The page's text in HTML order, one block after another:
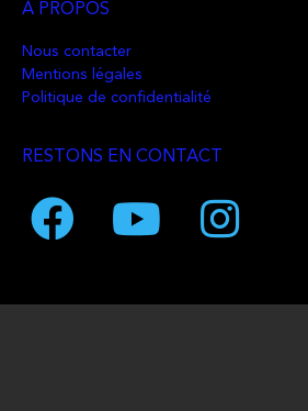
À PROPOS
Nous contacter
Mentions légales
Politique de confidentialité
RESTONS EN CONTACT